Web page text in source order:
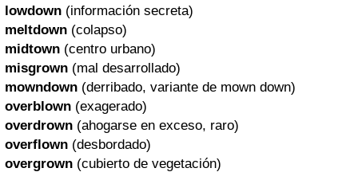
lowdown (información secreta)
meltdown (colapso)
midtown (centro urbano)
misgrown (mal desarrollado)
mowndown (derribado, variante de mown down)
overblown (exagerado)
overdrown (ahogarse en exceso, raro)
overflown (desbordado)
overgrown (cubierto de vegetación)